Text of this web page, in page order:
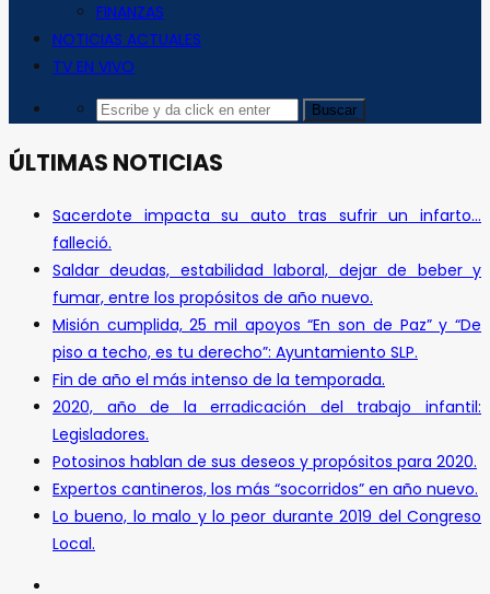
FINANZAS
NOTICIAS ACTUALES
TV EN VIVO
ÚLTIMAS NOTICIAS
Sacerdote impacta su auto tras sufrir un infarto…
falleció.
Saldar deudas, estabilidad laboral, dejar de beber y
fumar, entre los propósitos de año nuevo.
Misión cumplida, 25 mil apoyos “En son de Paz” y “De
piso a techo, es tu derecho”: Ayuntamiento SLP.
Fin de año el más intenso de la temporada.
2020, año de la erradicación del trabajo infantil:
Legisladores.
Potosinos hablan de sus deseos y propósitos para 2020.
Expertos cantineros, los más “socorridos” en año nuevo.
Lo bueno, lo malo y lo peor durante 2019 del Congreso
Local.